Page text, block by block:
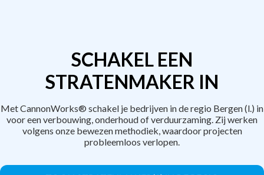
SCHAKEL EEN
STRATENMAKER IN
Met CannonWorks® schakel je bedrijven in de regio Bergen (l.) in
voor een verbouwing, onderhoud of verduurzaming. Zij werken
volgens onze bewezen methodiek, waardoor projecten
probleemloos verlopen.